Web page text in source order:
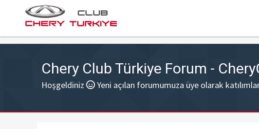
Chery Club Türkiye Forum -
Hoşgeldiniz Yeni açılan forumumuza üye olarak